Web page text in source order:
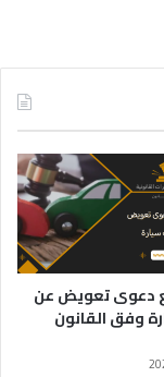
دعوى تعويض عن
وفق القانون